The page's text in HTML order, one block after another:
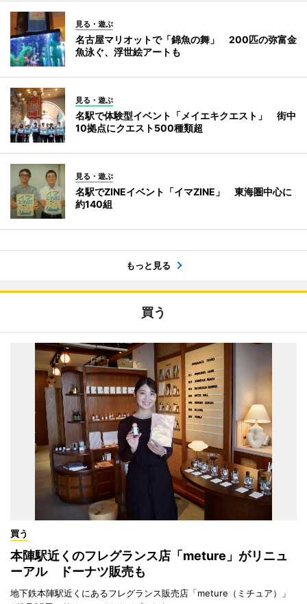
見る・遊ぶ
名古屋マリオットで「錦魚の舞」 200匹の弥富金
魚泳ぐ、浮世絵アートも
見る・遊ぶ
名駅で体験型イベント「メイエキクエスト」 街中
10拠点にクエスト500種類超
見る・遊ぶ
名駅でZINEイベント「イマZINE」 東海圏中心に
約140組
もっと見る
買う
買う
本陣駅近くのフレグランス店「meture」がリニュ
ーアル ドーナツ販売も
地下鉄本陣駅近くにあるフレグランス販売店「meture（ミチュア）」